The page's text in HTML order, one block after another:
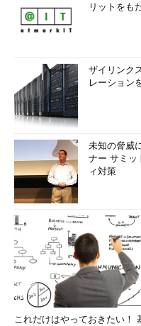
リットをも
ザイリンク
レーション
未知の脅威
ナー サミッ
ィ対策
これだけはやっておきたい！